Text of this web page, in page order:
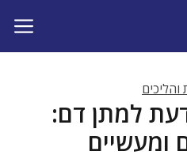
למתן דם:
ומעשיים